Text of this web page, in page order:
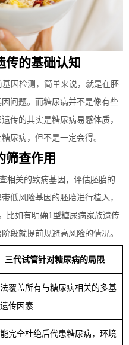
传的基础认知
因检测，简单来说，就是在胚
问题。而糖尿病并不是像有些
传的其实是糖尿病易感体质，
尿病，但不是一定会得。
筛查作用
相关的致病基因，评估胚胎的
低风险基因的胚胎进行植入，
比如有明确1型糖尿病家族遗传
段就提前规避高风险的情况。
三代试管针对糖尿病的局限
覆盖所有与糖尿病相关的多基
传因素
完全杜绝后代患糖尿病，环境